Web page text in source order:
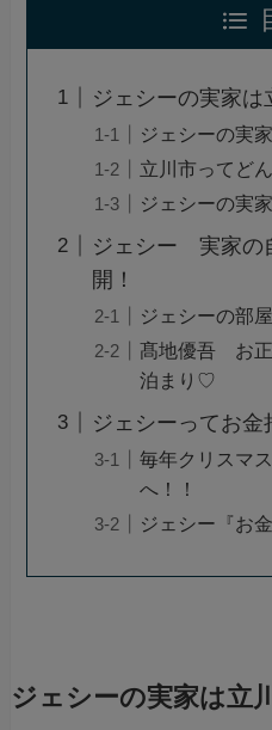
ジェシーの実家は
ジェシーの実
立川市ってど
ジェシーの実
ジェシー 実家の
開！
ジェシーの部
髙地優吾 お正
泊まり♡
ジェシーってお
毎年クリスマ
へ！！
ジェシー『お
ジェシーの実家は立